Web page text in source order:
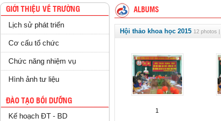
GIỚI THIỆU VỀ TRƯỜNG
Lịch sử phát triển
Cơ cấu tổ chức
Chức năng nhiệm vụ
Hình ảnh tư liệu
ĐÀO TẠO BỒI DƯỠNG
Kế hoạch ĐT - BD
ALBUMS
Hội thảo khoa học 2015 12 photos
1